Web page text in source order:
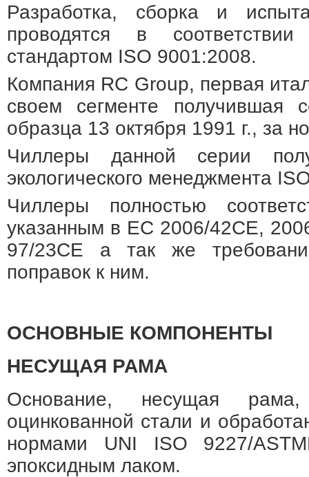
Разработка, сборка и
проводятся в
стандартом ISO 9001:2008.
Компания RC Group, первая
своем сегменте получившая
образца 13 октября 1991 г., за
Чиллеры данной серии
экологического менеджмента
Чиллеры полностью
указанным в EC 2006/42CE,
97/23CE а так же
поправок к ним.
ОСНОВНЫЕ КОМПОНЕНТЫ
НЕСУЩАЯ РАМА
Основание, несущая
оцинкованной стали и
нормами UNI ISO 9227/
эпоксидным лаком.